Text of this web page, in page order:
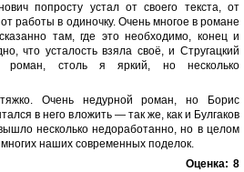
попросту устал от своего текста, от
работы в одиночку. Очень многое в романе
там, где это необходимо, конец и
что усталость взяла своё, и Стругацкий
роман, столь я яркий, но несколько
Очень недурной роман, но Борис
в него вложить — так же, как и Булгаков
несколько недоработанно, но в целом
наших современных поделок.
Оценка: 8